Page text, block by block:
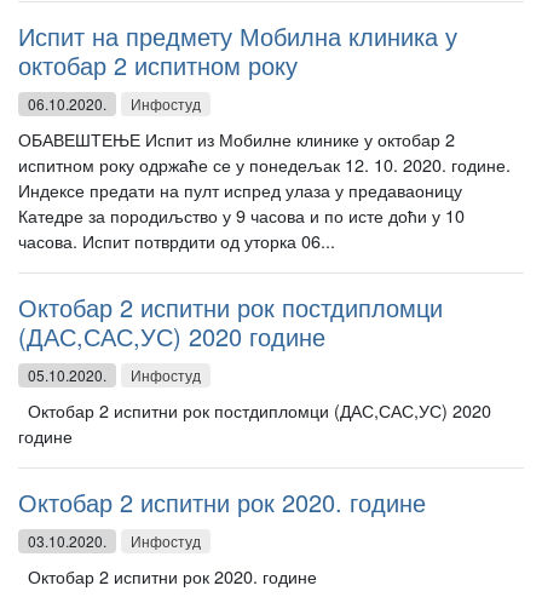
Испит на предмету Мобилна клиника у
октобар 2 испитном року
06.10.2020. Инфостуд
ОБАВЕШТЕЊЕ Испит из Мобилне клинике у октобар 2
испитном року одржаће се у понедељак 12. 10. 2020. године.
Индексе предати на пулт испред улаза у предаваоницу
Катедре за породиљство у 9 часова и по исте доћи у 10
часова. Испит потврдити од уторка 06...
Октобар 2 испитни рок постдипломци
(ДАС,САС,УС) 2020 године
05.10.2020. Инфостуд
Октобар 2 испитни рок постдипломци (ДАС,САС,УС) 2020
године
Октобар 2 испитни рок 2020. године
03.10.2020. Инфостуд
Октобар 2 испитни рок 2020. године